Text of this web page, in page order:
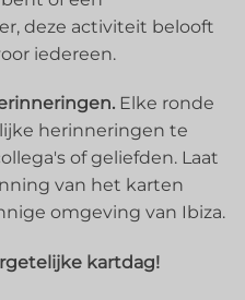
deze activiteit belooft
iedereen.
Elke ronde
herinneringen te
of geliefden. Laat
van het karten
omgeving van Ibiza.
kartdag!